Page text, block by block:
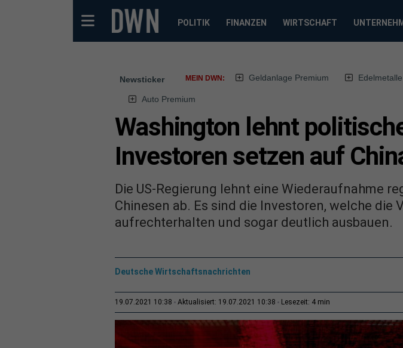
POLITIK FINANZEN WIRTSCHAFT
Newsticker MEIN DWN: Geldanlage Premium Edelmetalle
Auto Premium
Washington lehnt
Investoren setzen auf
Die US-Regierung lehnt eine Wiederaufnahme
Chinesen ab. Es sind die Investoren, welche
aufrechterhalten und sogar deutlich ausbauen.
Deutsche Wirtschaftsnachrichten
19.07.2021 10:38 Aktualisiert: 19.07.2021 10:38 Lesezeit: 4 min